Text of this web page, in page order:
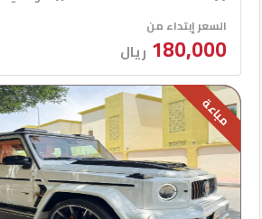
السعر إبتداء من
180,000 ريال
مباعة